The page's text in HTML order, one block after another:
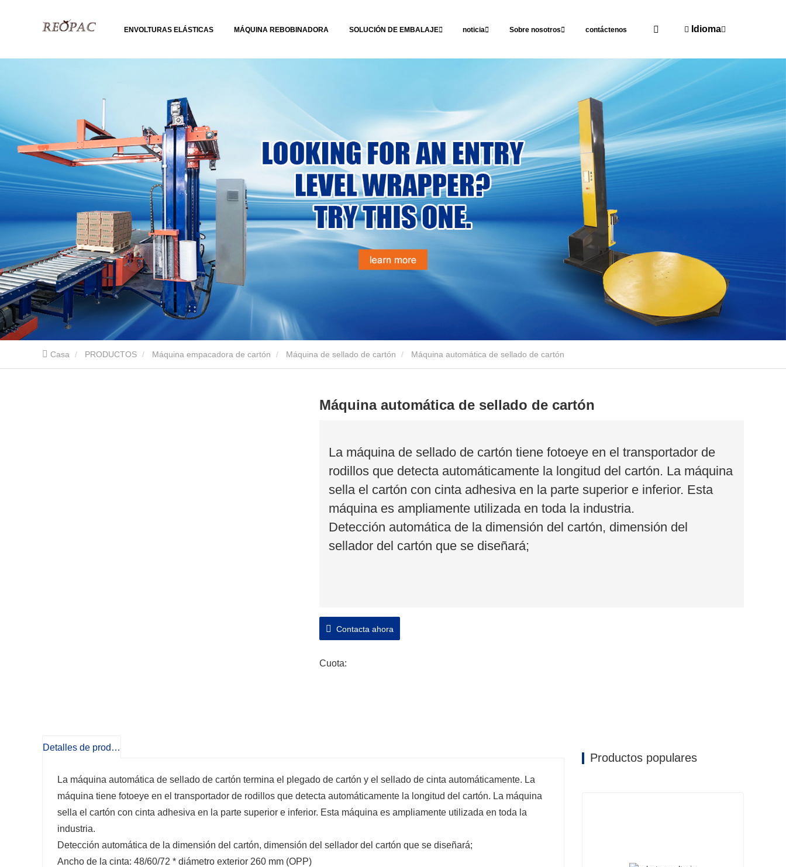
ENVOLTURAS ELÁSTICAS MÁQUINA REBOBINADORA SOLUCIÓN DE EMBALAJE noticia Sobre nosotros contáctenos Idioma
Casa PRODUCTOS Máquina empacadora de cartón Máquina de sellado de cartón Máquina automática de sellado de cartón
Máquina automática de sellado de cartón
La máquina de sellado de cartón tiene fotoeye en el transportador de
rodillos que detecta automáticamente la longitud del cartón. La máquina
sella el cartón con cinta adhesiva en la parte superior e inferior. Esta
máquina es ampliamente utilizada en toda la industria.
Detección automática de la dimensión del cartón, dimensión del
sellador del cartón que se diseñará;
Contacta ahora
Cuota:
Detalles de producto
La máquina automática de sellado de cartón termina el plegado de cartón y el sellado de cinta automáticamente. La
máquina tiene fotoeye en el transportador de rodillos que detecta automáticamente la longitud del cartón. La máquina
sella el cartón con cinta adhesiva en la parte superior e inferior. Esta máquina es ampliamente utilizada en toda la
industria.
Detección automática de la dimensión del cartón, dimensión del sellador del cartón que se diseñará;
Ancho de la cinta: 48/60/72 * diámetro exterior 260 mm (OPP)
Productos populares